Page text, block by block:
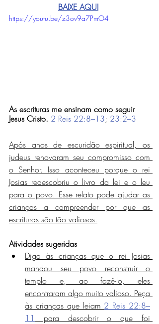
BAIXE AQUI
https://youtu.be/z3ov9a7PmO4
As escrituras me ensinam como seguir
Jesus Cristo. 2 Reis 22:8–13; 23:2–3
Após anos de escuridão espiritual, os
judeus renovaram seu compromisso com
o Senhor. Isso aconteceu porque o rei
Josias redescobriu o livro da lei e o leu
para o povo. Esse relato pode ajudar as
crianças a compreender por que as
escrituras são tão valiosas.
Atividades sugeridas
Diga às crianças que o rei Josias
mandou seu povo reconstruir o
templo e, ao fazê-lo, eles
encontraram algo muito valioso. Peça
às crianças que leiam 2 Reis 22:8–
11
para descobrir o que foi